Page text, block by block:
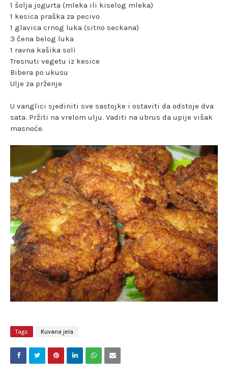
1 šolja jogurta (mleka ili kiselog mleka)
1 kesica praška za pecivo
1 glavica crnog luka (sitno seckana)
3 čena belog luka
1 ravna kašika soli
Tresnuti vegetu iz kesice
Bibera po ukusu
Ulje za prženje
U vanglici sjediniti sve sastojke i ostaviti da odstoje dva
sata. Pržiti na vrelom ulju. Vaditi na ubrus da upije višak
masnoće.
Tags Kuvana jela